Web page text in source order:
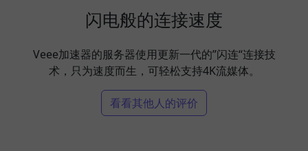
闪电般的连接速度
Veee加速器的服务器使用更新一代的”闪连“连接技
术，只为速度而生，可轻松支持4K流媒体。
看看其他人的评价